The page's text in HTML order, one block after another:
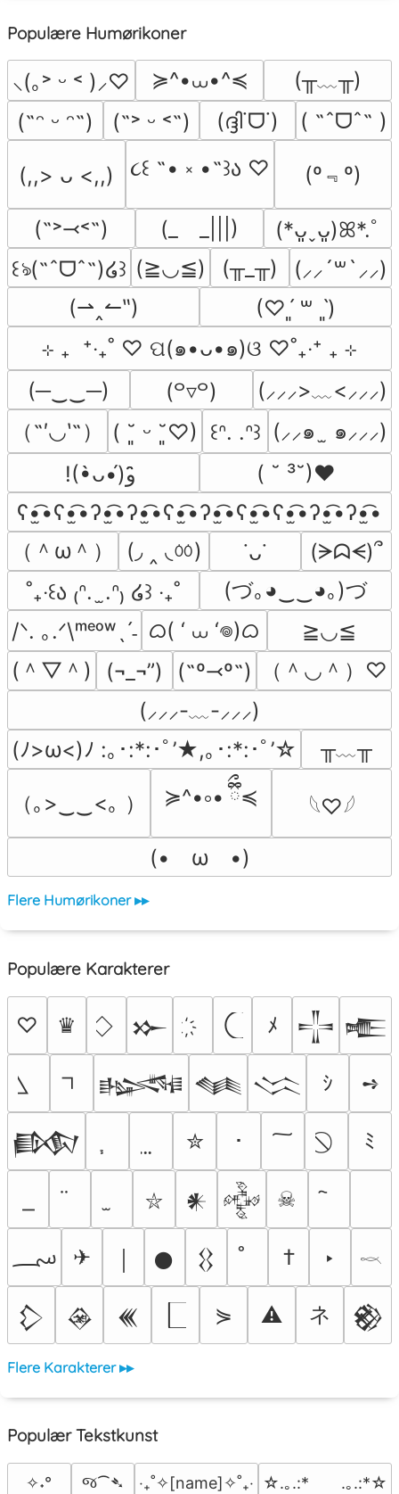
Populære Humørikoner
⸜(｡˃ ᵕ ˂ )⸝♡ ≽^•⩊•^≼
(╥﹏╥)
(˶ᵔ ᵕ ᵔ˶)
(˶˃ ᵕ ˂˶) (ദ്ദി˙ᗜ˙) ( ˶ˆᗜˆ˵ )
(,,> ᴗ <,,) ૮꒰ ˶• ༝ •˶꒱ა ♡ (º﹃º)
(˶˃⤙˂˶) (_　_|||)
(*ᴗ͈ˬᴗ͈)ꕤ*.ﾟ
꒰ঌ(˶ˆᗜˆ˵)໒꒱ (≧◡≦) (╥_╥)
(⸝⸝´꒳`⸝⸝)
(⇀‸↼‶)
(♡ˊ͈ ꒳ ˋ͈)
⊹ ₊  ⁺‧₊˚ ♡ ପ(๑•ᴗ•๑)ଓ ♡˚₊‧⁺ ₊ ⊹
(─‿‿─)
(꒪▿꒪)
(⸝⸝⸝>﹏<⸝⸝⸝)
（˶′◡‵˶）
( ˘͈ ᵕ ˘͈♡) ꒰ᐢ. .ᐢ꒱ (⸝⸝๑  ̫ ๑⸝⸝⸝)
( ˘ ³˘)♥
ʕ•̫͡•ʕ•̫͡•ʔ•̫͡•ʔ•̫͡•ʕ•̫͡•ʔ•̫͡•ʕ•̫͡•ʕ•̫͡•ʔ•̫͡•ʔ•̫͡•
（＾ω＾）
(◞ ‸ ◟ㆀ) ˙ᴗ˙
(ᗒᗣᗕ)՞
˚₊‧꒰ა ₍ᐢ.  ̫.ᐢ₎ ໒꒱ ‧₊˚
(づ｡◕‿‿◕｡)づ
/ᐠ. ｡.ᐟ\ᵐᵉᵒʷˎˊ˗ ᜊ( ‘ ⩊ ‘𖦹)ᜊ
≧◡≦
(＾▽＾)
(¬_¬”) (˶º⤙º˶)
（＾◡＾）♡
(⸝⸝⸝-﹏-⸝⸝⸝)
(ﾉ>ω<)ﾉ :｡･:*:･ﾟ’★,｡･:*:･ﾟ’☆
╥﹏╥
（｡>‿‿<｡ ） ≽^•༚• ྀིྀ≼
𓆩♡𓆪
(•　ω　•)
Flere Humørikoner ▸▸
Populære Karakterer
♡ ♛ 𒁍 ﾒ 𒋲 𒍫
𒈙 𒈝 𒈱 ｼ ➺
𒁃 ✮ ･ ﾐ
⛥ 𒀭 𒅒 ☠
؄ ✈ 𒊹 𒌐 † ‣ 𓎖
𒁷 𒊲 𒌍 ⋟ ⚠ ネ 𒆙
Flere Karakterer ▸▸
Populær Tekstkunst
✧˖° જ⁀➴ ‎‧₊˚✧[name]✧˚₊‧ ☆.｡.:*　　.｡.:*☆